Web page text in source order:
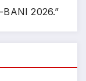
2026.”